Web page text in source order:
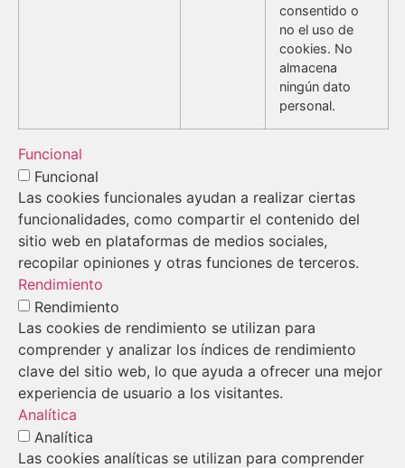
consentido o
no el uso de
cookies. No
almacena
ningún dato
personal.
Funcional
Funcional
Las cookies funcionales ayudan a realizar ciertas
funcionalidades, como compartir el contenido del
sitio web en plataformas de medios sociales,
recopilar opiniones y otras funciones de terceros.
Rendimiento
Rendimiento
Las cookies de rendimiento se utilizan para
comprender y analizar los índices de rendimiento
clave del sitio web, lo que ayuda a ofrecer una mejor
experiencia de usuario a los visitantes.
Analítica
Analítica
Las cookies analíticas se utilizan para comprender